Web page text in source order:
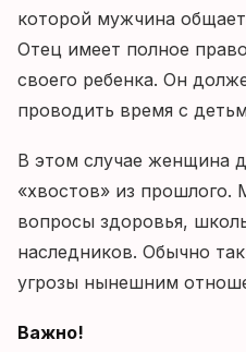
которой мужчина
Отец имеет полное
своего ребенка. Он
проводить время с
В этом случае женщина
«хвостов» из прошлого.
вопросы здоровья,
наследников. Обычно
угрозы нынешним
Важно!